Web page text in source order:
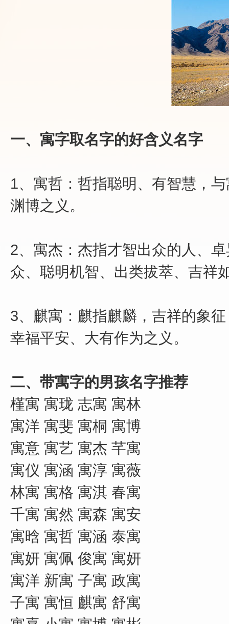
一、寓字取名字的好含义名字
1、寓哲：哲指聪明、有智慧，
渊博之义。
2、寓杰：杰指才智出众的人、
众、聪明机智、出类拔萃、吉祥
3、麒寓：麒指麒麟，吉祥的象
幸福平安、大有作为之义。
二、带寓字的男孩名字推荐
槿寓 寓珑 志寓 寓林
寓洋 寓斐 寓桐 寓博
寓意 寓艺 寓杰 芊寓
寓仪 寓涵 寓淳 寓薇
林寓 寓格 寓淇 春寓
千寓 寓然 寓森 寓安
寓晗 寓哲 寓涵 泰寓
寓妍 寓佩 俊寓 寓妍
寓洋 新寓 子寓 政寓
子寓 寓恒 麒寓 舒寓